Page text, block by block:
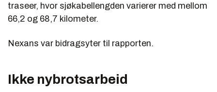
traseer, hvor sjøkabellengden varierer med mellom
66,2 og 68,7 kilometer.
Nexans var bidragsyter til rapporten.
Ikke nybrotsarbeid